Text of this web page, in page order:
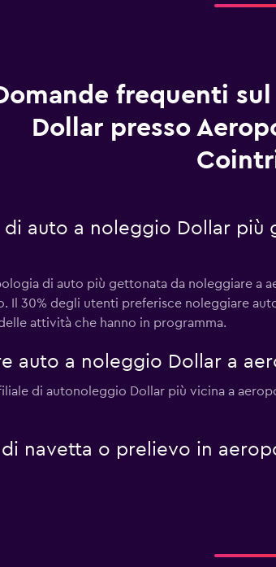
frequenti
Dollar presso
auto a noleggio Dollar più
di auto più gettonata da noleggiare
Il 30% degli utenti preferisce noleggiare
attività che hanno in programma.
auto a noleggio Dollar a
di autonoleggio Dollar più vicina a
di navetta o prelievo in